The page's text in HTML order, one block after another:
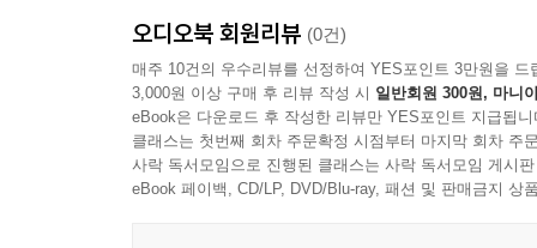
오디오북 회원리뷰 (0건)
매주 10건의 우수리뷰를 선정하여 YES포인트 3만원을 드
3,000원 이상 구매 후 리뷰 작성 시 일반회원 300원, 마니
eBook은 다운로드 후 작성한 리뷰만 YES포인트 지급됩니
클래스는 첫번째 회차 주문확정 시점부터 마지막 회차 주
사락 독서모임으로 진행된 클래스는 사락 독서모임 게시
eBook 페이백, CD/LP, DVD/Blu-ray, 패션 및 판매금지 상